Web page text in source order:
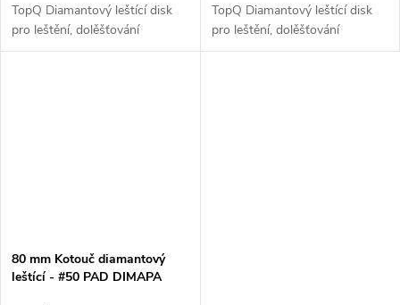
TopQ Diamantový leštící disk
pro leštění, dolěšťování
TopQ Diamantový leštící disk
pro leštění, dolěšťování
80 mm Kotouč diamantový
leštící - #50 PAD DIMAPA